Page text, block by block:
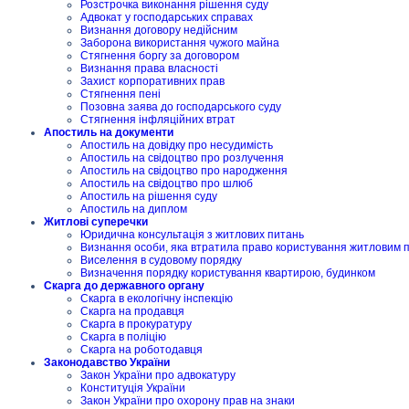
Розстрочка виконання рішення суду
Адвокат у господарських справах
Визнання договору недійсним
Заборона використання чужого майна
Стягнення боргу за договором
Визнання права власності
Захист корпоративних прав
Стягнення пені
Позовна заява до господарського суду
Стягнення інфляційних втрат
Апостиль на документи
Апостиль на довідку про несудимість
Апостиль на свідоцтво про розлучення
Апостиль на свідоцтво про народження
Апостиль на свідоцтво про шлюб
Апостиль на рішення суду
Апостиль на диплом
Житлові суперечки
Юридична консультація з житлових питань
Визнання особи, яка втратила право користування житловим
Виселення в судовому порядку
Визначення порядку користування квартирою, будинком
Скарга до державного органу
Скарга в екологічну інспекцію
Скарга на продавця
Скарга в прокуратуру
Скарга в поліцію
Скарга на роботодавця
Законодавство України
Закон України про адвокатуру
Конституція України
Закон України про охорону прав на знаки